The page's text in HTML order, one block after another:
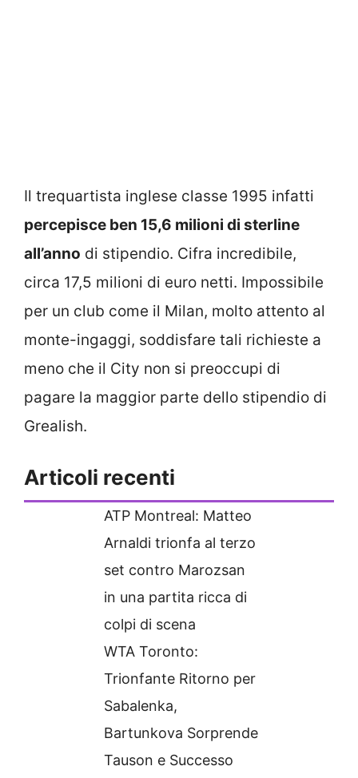
Il trequartista inglese classe 1995 infatti
percepisce ben 15,6 milioni di sterline
all’anno di stipendio. Cifra incredibile,
circa 17,5 milioni di euro netti. Impossibile
per un club come il Milan, molto attento al
monte-ingaggi, soddisfare tali richieste a
meno che il City non si preoccupi di
pagare la maggior parte dello stipendio di
Grealish.
Articoli recenti
ATP Montreal: Matteo
Arnaldi trionfa al terzo
set contro Marozsan
in una partita ricca di
colpi di scena
WTA Toronto:
Trionfante Ritorno per
Sabalenka,
Bartunkova Sorprende
Tauson e Successo